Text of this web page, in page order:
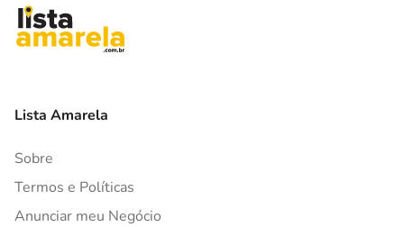
Lista Amarela
Sobre
Termos e Políticas
Anunciar meu Negócio